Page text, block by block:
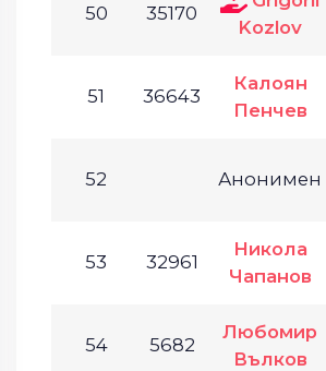
50 35170
Kozlov
51 36643
Калоян
Пенчев
52 Анонимен
53 32961
Никола
Чапанов
54 5682
Любомир
Вълков